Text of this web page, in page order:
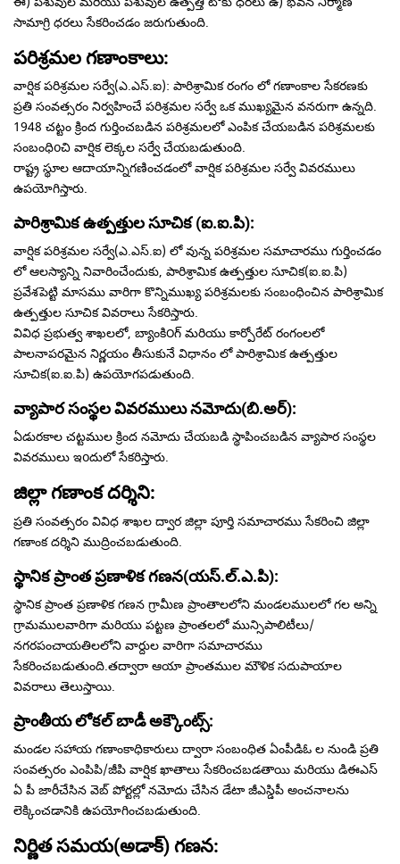
సామాగ్రి ధరలు సేకరించడం జరుగుతుంది.
పరిశ్రమల గణాంకాలు:
వార్షిక పరిశ్రమల సర్వే(ఎ.ఎస్.ఐ): పారిశ్రామిక రంగం లో గణాంకాల సేకరణకు
ప్రతి సంవత్సరం నిర్వహించే పరిశ్రమల సర్వే ఒక ముఖ్యమైన వనరుగా ఉన్నది.
1948 చట్టం క్రింద గుర్తించబడిన పరిశ్రమలలో ఎంపిక చేయబడిన పరిశ్రమలకు
సంబంధిoచి వార్షిక లెక్కల సర్వే చేయబడుతుంది.
రాష్ట్ర స్థూల ఆదాయాన్నిగణించడంలో వార్షిక పరిశ్రమల సర్వే వివరములు
ఉపయోగిస్తారు.
పారిశ్రామిక ఉత్పత్తుల సూచిక (ఐ.ఐ.పి):
వార్షిక పరిశ్రమల సర్వే(ఎ.ఎస్.ఐ) లో వున్న పరిశ్రమల సమాచారము గుర్తించడం
లో ఆలస్యాన్ని నివారించేందుకు, పారిశ్రామిక ఉత్పత్తుల సూచిక(ఐ.ఐ.పి)
ప్రవేశపెట్టి మాసము వారిగా కొన్నిముఖ్య పరిశ్రమలకు సంబంధించిన పారిశ్రామిక
ఉత్పత్తుల సూచిక వివరాలు సేకరిస్తారు.
వివిధ ప్రభుత్వ శాఖలలో, బ్యాంకి౦గ్ మరియు కార్పోరేట్ రంగంలలో
పాలనాపరమైన నిర్ణయం తీసుకునే విధానం లో పారిశ్రామిక ఉత్పత్తుల
సూచిక(ఐ.ఐ.పి) ఉపయోగపడుతుంది.
వ్యాపార సంస్థల వివరములు నమోదు(బి.అర్):
ఏడురకాల చట్టముల క్రింద నమోదు చేయబడి స్థాపించబడిన వ్యాపార సంస్థల
వివరములు ఇoదులో సేకరిస్తారు.
జిల్లా గణాంక దర్శిని:
ప్రతి సంవత్సరం వివిధ శాఖల ద్వార జిల్లా పూర్తి సమాచారము సేకరించి జిల్లా
గణాంక దర్శిని ముద్రించబడుతుంది.
స్థానిక ప్రాంత ప్రణాళిక గణన(యస్.ల్.ఎ.పి):
స్థానిక ప్రాంత ప్రణాళిక గణన గ్రామీణ ప్రాంతాలలోని మండలములలో గల అన్ని
గ్రామములవారిగా మరియు పట్టణ ప్రాంతలలో మున్సిపాలిటీలు/
నగరపంచాయతిలలోని వార్దుల వారిగా సమాచారము
సేకరించబడుతుంది.తద్వారా ఆయా ప్రాంతముల మౌళిక సదుపాయాల
వివరాలు తెలుస్తాయి.
ప్రాంతీయ లోకల్ బాడీ అక్కౌంట్స్:
మండల సహాయ గణాంకాధికారులు ద్వారా సంబంధిత ఏంపీడిఓ ల నుండి ప్రతి
సంవత్సరం ఎంపిపి/జీపి వార్షిక ఖాతాలు సేకరించబడతాయి మరియు డిఈఎస్
ఏ పీ జారీచేసిన వెబ్ పోర్టల్లో నమోదు చేసిన డేటా జీఎస్డిపీ అంచనాలను
లెక్కించడానికి ఉపయోగించబడుతుంది.
నిర్ణిత సమయ(అడాక్) గణన: